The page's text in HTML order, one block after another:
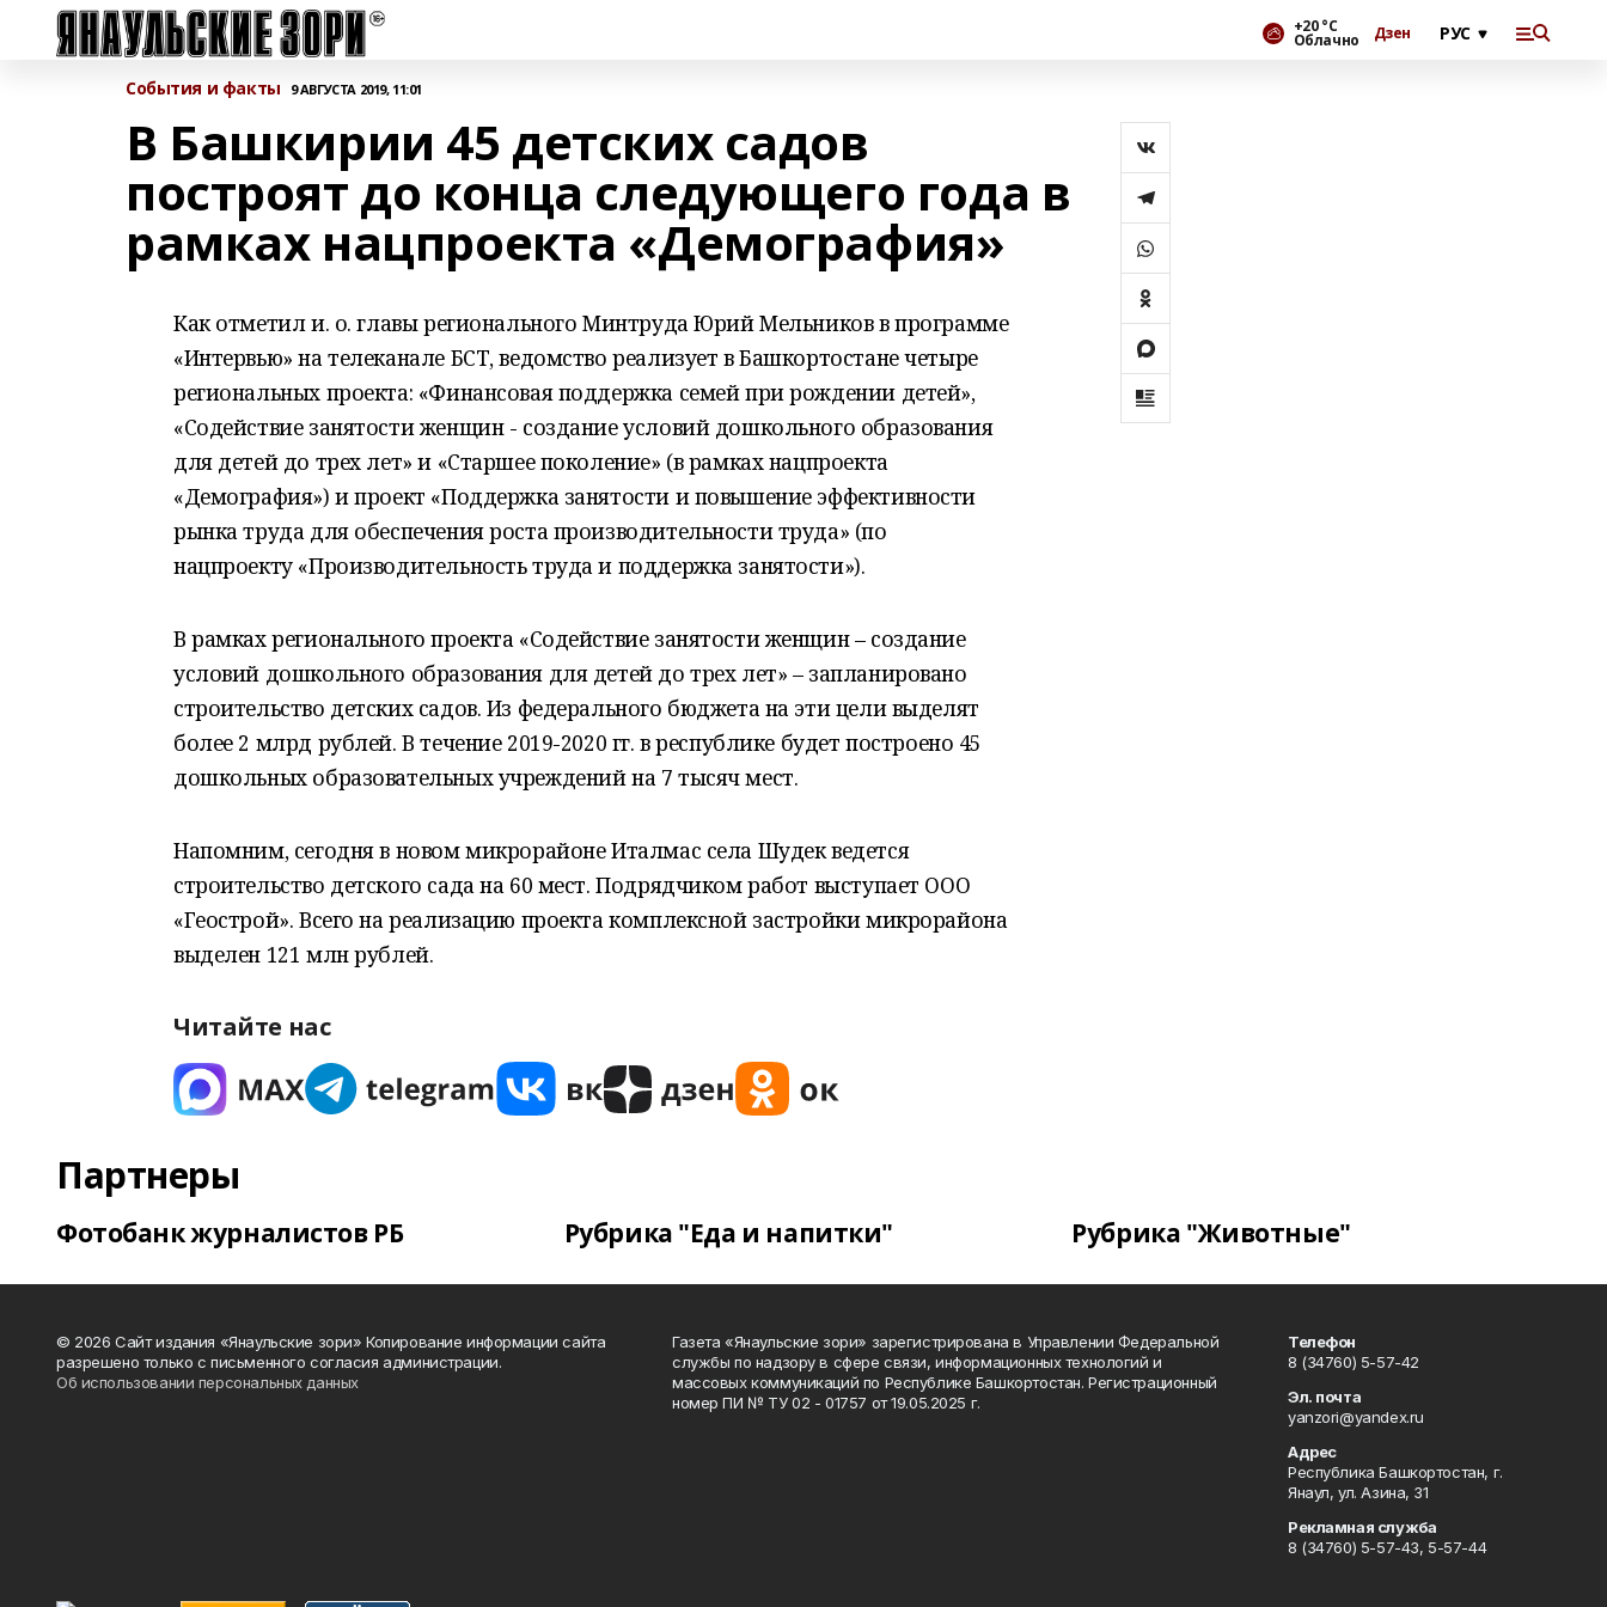
+20 °С
Облачно Дзен
События и факты 9 АВГУСТА 2019, 11:01
В Башкирии 45 детских садов
построят до конца следующего года в
рамках нацпроекта «Демография»
Как отметил и. о. главы регионального Минтруда Юрий Мельников в программе
«Интервью» на телеканале БСТ, ведомство реализует в Башкортостане четыре
региональных проекта: «Финансовая поддержка семей при рождении детей»,
«Содействие занятости женщин - создание условий дошкольного образования
для детей до трех лет» и «Старшее поколение» (в рамках нацпроекта
«Демография») и проект «Поддержка занятости и повышение эффективности
рынка труда для обеспечения роста производительности труда» (по
нацпроекту «Производительность труда и поддержка занятости»).
В рамках регионального проекта «Содействие занятости женщин – создание
условий дошкольного образования для детей до трех лет» – запланировано
строительство детских садов. Из федерального бюджета на эти цели выделят
более 2 млрд рублей. В течение 2019-2020 гг. в республике будет построено 45
дошкольных образовательных учреждений на 7 тысяч мест.
Напомним, сегодня в новом микрорайоне Италмас села Шудек ведется
строительство детского сада на 60 мест. Подрядчиком работ выступает ООО
«Геострой». Всего на реализацию проекта комплексной застройки микрорайона
выделен 121 млн рублей.
Читайте нас
Партнеры
Фотобанк журналистов РБ Рубрика "Еда и напитки" Рубрика "Животные"
© 2026 Сайт издания «Янаульские зори» Копирование информации сайта
разрешено только с письменного согласия администрации.
Об использовании персональных данных
Газета «Янаульские зори» зарегистрирована в Управлении Федеральной
службы по надзору в сфере связи, информационных технологий и
массовых коммуникаций по Республике Башкортостан. Регистрационный
номер ПИ № ТУ 02 - 01757 от 19.05.2025 г.
Телефон
8 (34760) 5-57-42
Эл. почта
yanzori@yandex.ru
Адрес
Республика Башкортостан, г.
Янаул, ул. Азина, 31
Рекламная служба
8 (34760) 5-57-43, 5-57-44